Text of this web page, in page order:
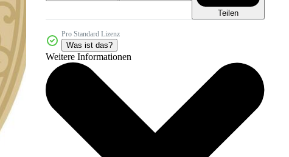
Teilen
Pro Standard Lizenz
Was ist das?
Weitere Informationen